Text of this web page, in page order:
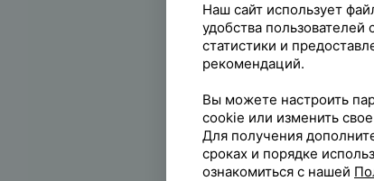
Наш сайт использует
удобства пользователей
статистики и
рекомендаций.
Вы можете настроить
cookie или изменить
Для получения
сроках и порядке
ознакомиться с нашей